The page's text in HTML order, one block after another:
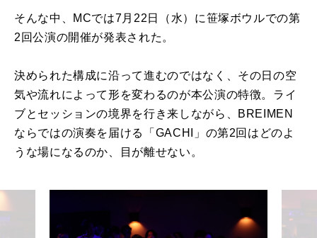
そんな中、MCでは7月22日（水）に笹塚ボウルでの第
2回公演の開催が発表された。
決められた構成に沿って進むのではなく、その日の空
気や流れによって形を変わるのが本公演の特徴。ライ
ブとセッションの境界を行き来しながら、BREIMEN
ならではの演奏を届ける「GACHI」の第2回はどのよ
うな場になるのか、目が離せない。